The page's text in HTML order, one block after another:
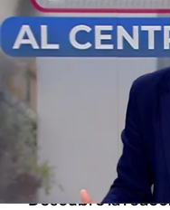
En boca de todos
26 FEB 2025 - 11:55h.
Mazón declara
el que se
ocasionada por
Descubre la